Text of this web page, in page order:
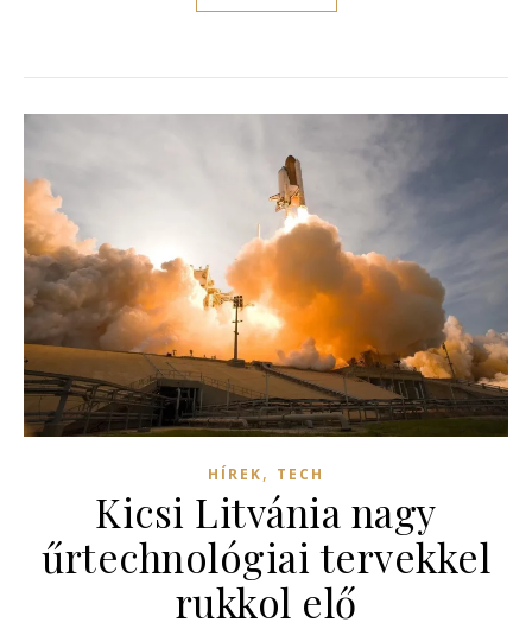
HÍREK, TECH
Kicsi Litvánia nagy
űrtechnológiai tervekkel
rukkol elő